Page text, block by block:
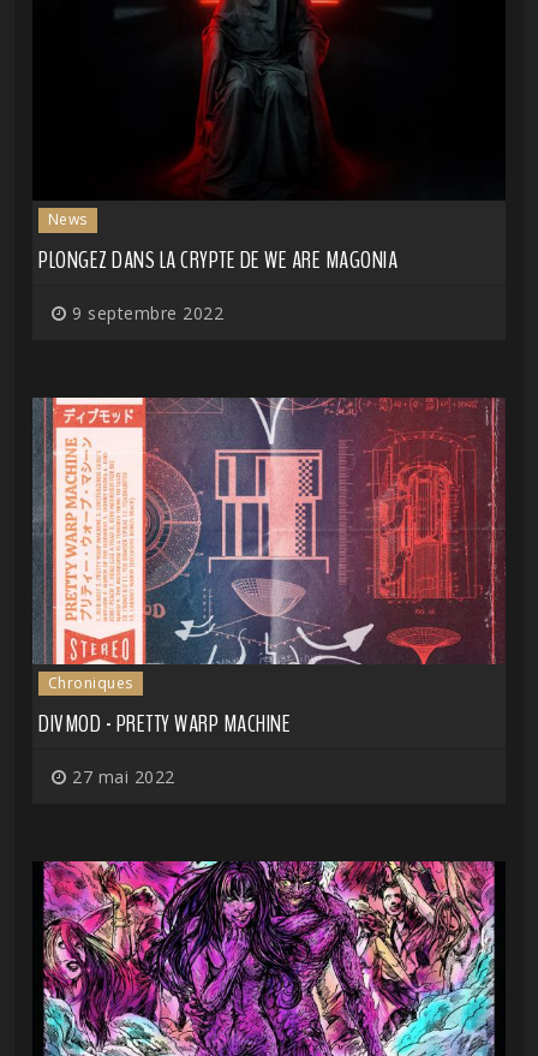
News
PLONGEZ DANS LA CRYPTE DE WE ARE MAGONIA
9 septembre 2022
Chroniques
DIVMOD - PRETTY WARP MACHINE
27 mai 2022